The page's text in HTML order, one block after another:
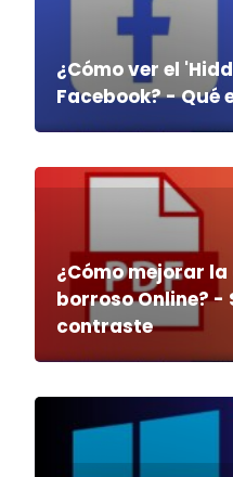
¿Cómo ver el
Facebook? - Qué
¿Cómo mejorar
borroso Online?
contraste